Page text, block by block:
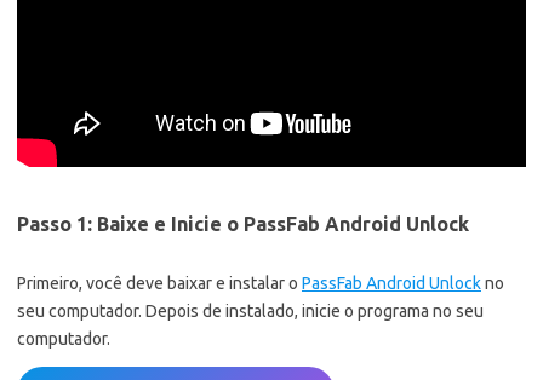
Passo 1: Baixe e Inicie o PassFab Android Unlock
Primeiro, você deve baixar e instalar o PassFab Android Unlockno
seu computador. Depois de instalado, inicie o programa no seu
computador.